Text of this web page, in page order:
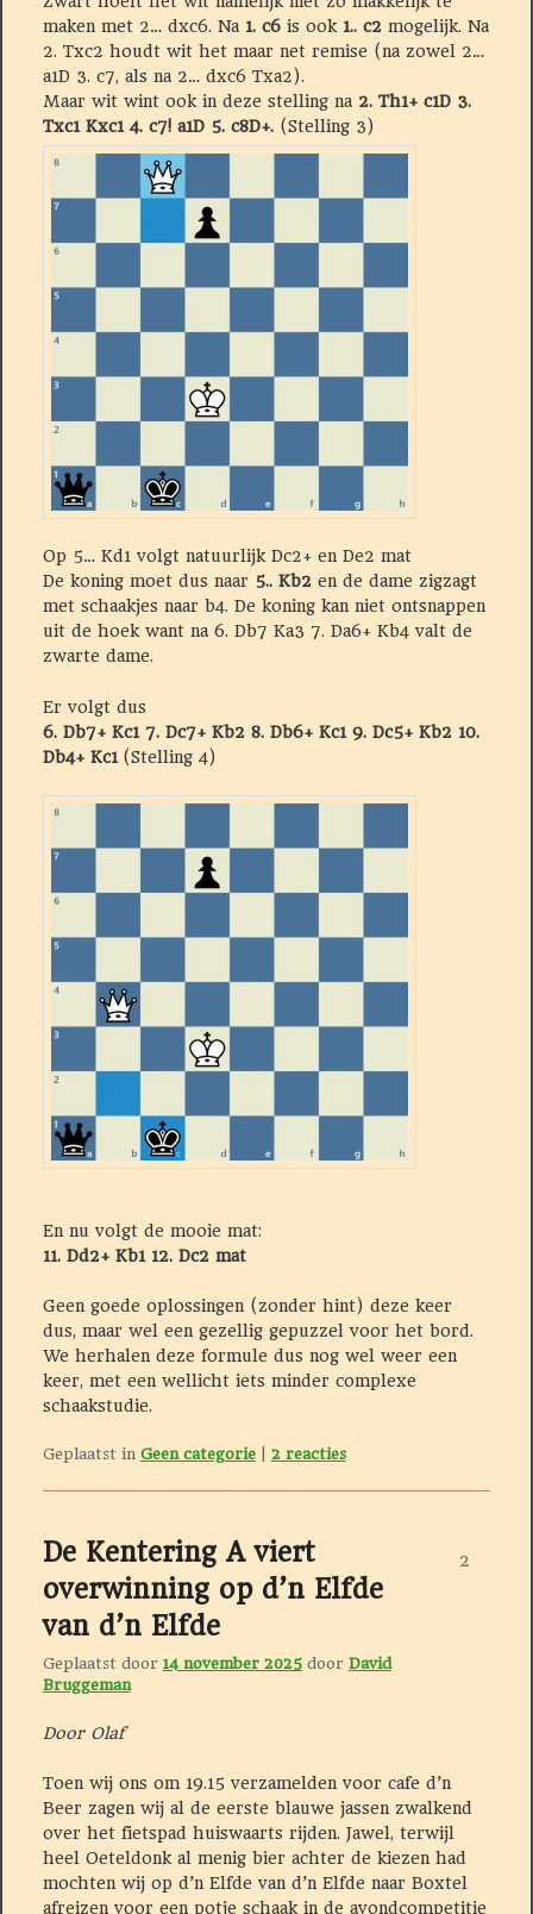
maken met 2… dxc6. Na 1. c6is ook 1.. c2mogelijk. Na
2. Txc2 houdt wit het maar net remise (na zowel 2…
a1D 3. c7, als na 2… dxc6 Txa2).
Maar wit wint ook in deze stelling na 2. Th1+ c1D 3.
Txc1 Kxc1 4. c7! a1D 5. c8D+. (Stelling 3)
Op 5… Kd1 volgt natuurlijk Dc2+ en De2 mat
De koning moet dus naar 5.. Kb2en de dame zigzagt
met schaakjes naar b4. De koning kan niet ontsnappen
uit de hoek want na 6. Db7 Ka3 7. Da6+ Kb4 valt de
zwarte dame.
Er volgt dus
6. Db7+ Kc1 7. Dc7+ Kb2 8. Db6+ Kc1 9. Dc5+ Kb2 10.
Db4+ Kc1 (Stelling 4)
En nu volgt de mooie mat:
11. Dd2+ Kb1 12. Dc2 mat
Geen goede oplossingen (zonder hint) deze keer
dus, maar wel een gezellig gepuzzel voor het bord.
We herhalen deze formule dus nog wel weer een
keer, met een wellicht iets minder complexe
schaakstudie.
Geplaatst in Geen categorie 2 reacties
De Kentering A viert
overwinning op d’n Elfde
van d’n Elfde
Geplaatst door 14 november 2025 door David
Bruggeman
2
Door Olaf
Toen wij ons om 19.15 verzamelden voor cafe d’n
Beer zagen wij al de eerste blauwe jassen zwalkend
over het fietspad huiswaarts rijden. Jawel, terwijl
heel Oeteldonk al menig bier achter de kiezen had
mochten wij op d’n Elfde van d’n Elfde naar Boxtel
afreizen voor een potje schaak in de avondcompetitie